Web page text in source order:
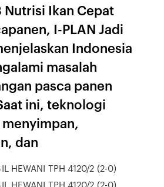
Nutrisi Ikan Cepat
I-PLAN Jadi
Indonesia
masalah
pasca panen
ini, teknologi
dan
HEWANI TPH 4120/2 (2-0)
HEWANI TPH 4120/2 (2-0)